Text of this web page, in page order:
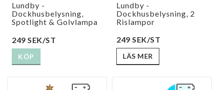
Lundby -
Dockhusbelysning,
Spotlight & Golvlampa
249 SEK/ST
KÖP
Lundby -
Dockhusbelysning, 2
Rislampor
249 SEK/ST
LÄS MER